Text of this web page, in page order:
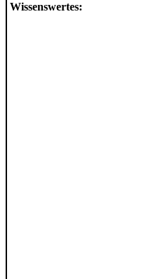
Wissenswertes: